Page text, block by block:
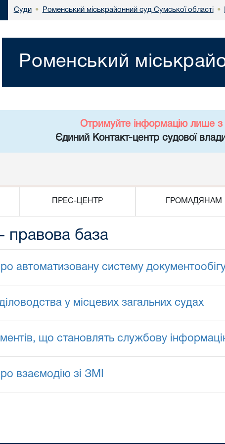
Суди • Роменський міськрайонний суд Сумської області •
Роменський
Отримуйте інформацію лише з
Єдиний Контакт-центр судової
ПРЕС-ЦЕНТР ГРОМАДЯНАМ
правова база
автоматизовану систему
діловодства у місцевих загальних судах
що становлять службову
взаємодію зі ЗМІ